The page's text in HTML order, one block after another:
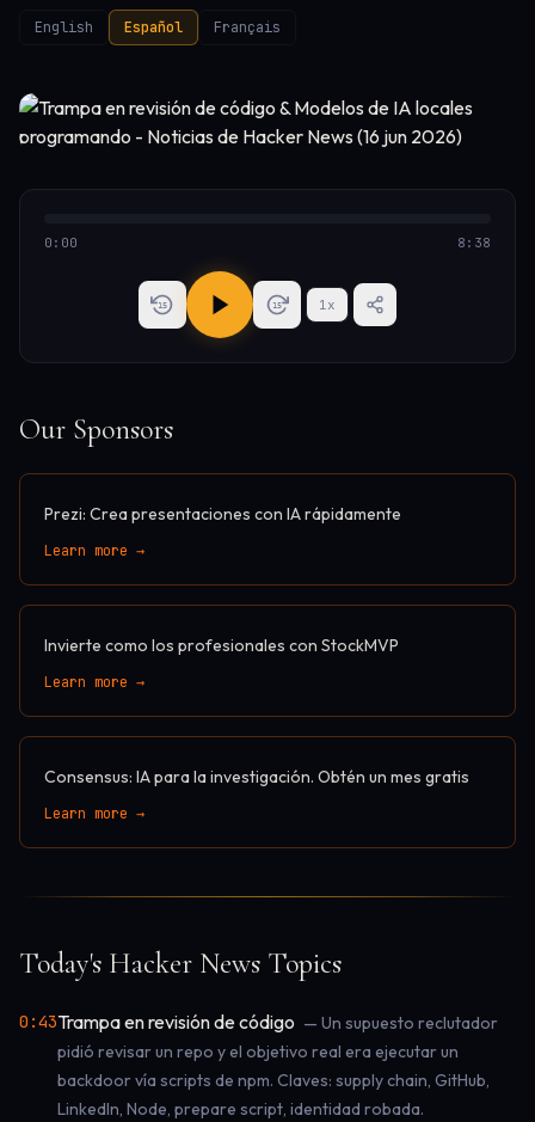
English Español Français
0:00 8:38
15 15 1x
Our Sponsors
Prezi: Crea presentaciones con IA rápidamente
Learn more →
Invierte como los profesionales con StockMVP
Learn more →
Consensus: IA para la investigación. Obtén un mes gratis
Learn more →
Today's Hacker News Topics
0:43Trampa en revisión de código — Un supuesto reclutador
pidió revisar un repo y el objetivo real era ejecutar un
backdoor vía scripts de npm. Claves: supply chain, GitHub,
LinkedIn, Node, prepare script, identidad robada.